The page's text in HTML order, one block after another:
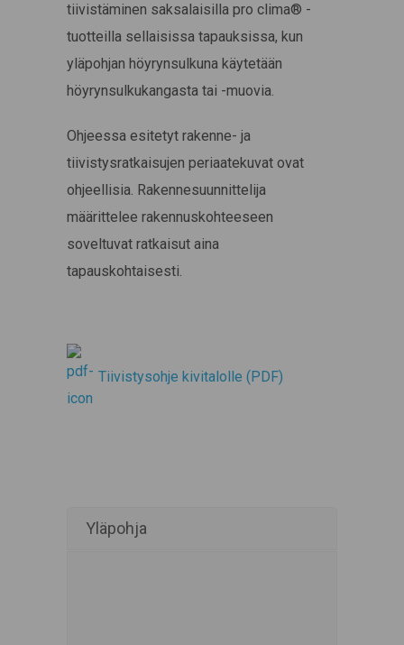
tiivistäminen saksalaisilla pro clima® -
tuotteilla sellaisissa tapauksissa, kun
yläpohjan höyrynsulkuna käytetään
höyrynsulkukangasta tai -muovia.
Ohjeessa esitetyt rakenne- ja
tiivistysratkaisujen periaatekuvat ovat
ohjeellisia. Rakennesuunnittelija
määrittelee rakennuskohteeseen
soveltuvat ratkaisut aina
tapauskohtaisesti.
Tiivistysohje kivitalolle (PDF)
Yläpohja